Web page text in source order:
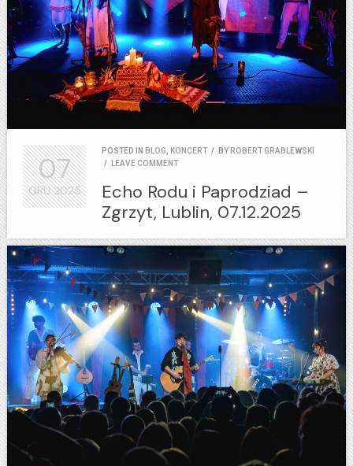
POSTED IN BLOG KONCERT / BY ROBERT GRABLEWSKI
/
LEAVE COMMENT
Echo Rodu i Paprodziad –
Zgrzyt, Lublin, 07.12.2025
07
GRU2025